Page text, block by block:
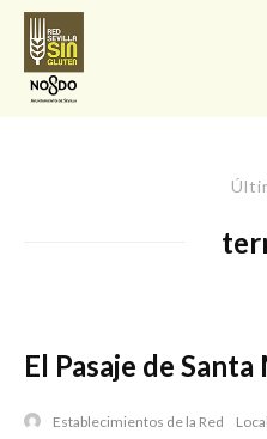
El Pasaje de
Establecimientos de la Red